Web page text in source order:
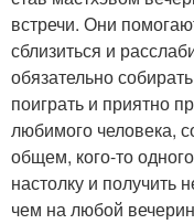
встречи. Они
сблизиться и
обязательно
поиграть и приятно
любимого человека,
общем, кого-то
настолку и
чем на любой